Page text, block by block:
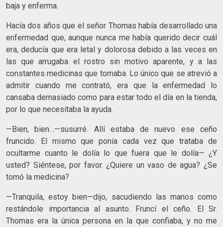
baja y enferma.
Hacía dos años que el señor Thomas había desarrollado una
enfermedad que, aunque nunca me había querido decir cuál
era, deducía que era letal y dolorosa debido a las veces en
las que arrugaba el rostro sin motivo aparente, y a las
constantes medicinas que tomaba. Lo único que se atrevió a
admitir cuando me contrató, era que la enfermedad lo
cansaba demasiado como para estar todo el día en la tienda,
por lo que necesitaba la ayuda.
—Bien, bien…—susurré. Allí estaba de nuevo ese ceño
fruncido. El mismo que ponía cada vez que trataba de
ocultarme cuanto le dolía lo que fuera que le dolía— ¿Y
usted? Siéntese, por favor. ¿Quiere un vaso de agua? ¿Se
tomó la medicina?
—Tranquila, estoy bien—dijo, sacudiendo las manos como
restándole importancia al asunto. Fruncí el ceño. El Sr.
Thomas era la única persona en la que confiaba, y no me